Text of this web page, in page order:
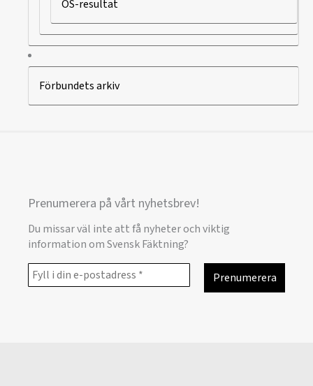
OS-resultat
Förbundets arkiv
Prenumerera på vårt nyhetsbrev!
Du missar väl inte att få nyheter och viktig
information om Svensk Fäktning?